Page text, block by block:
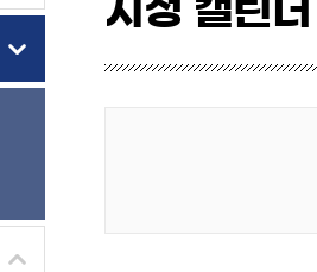
시정 캘린더